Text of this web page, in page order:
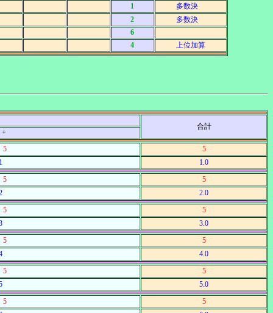
1
多数決
2
多数決
6
4
上位加算
合計
+
5
5
1.0
5
5
2.0
5
5
3.0
5
5
4.0
5
5
5.0
5
5